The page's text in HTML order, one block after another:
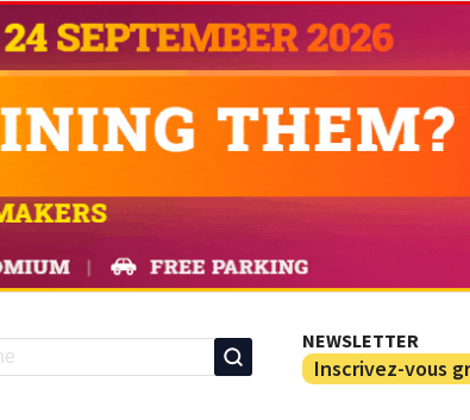
NEWSLETTER
Inscrivez-vous